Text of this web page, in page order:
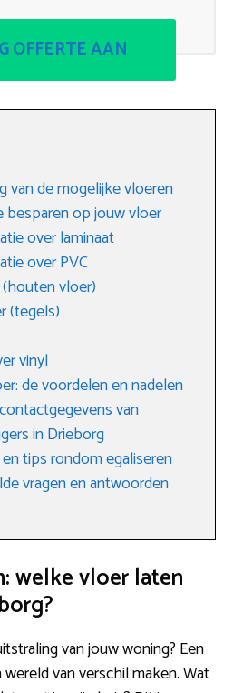
OFFERTE AAN
van de mogelijke vloeren
op jouw vloer
over laminaat
over PVC
vloer)
(tegels)
vinyl
de voordelen en nadelen
van
in Drieborg
tips rondom egaliseren
vragen en antwoorden
welke vloer laten
van jouw woning? Een
van verschil maken. Wat